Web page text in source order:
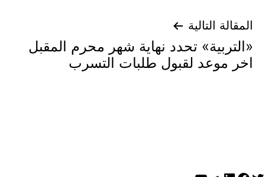
المقالة التالية
«التربية» تحدد نهاية شهر محرم المقبل
اخر موعد لقبول طلبات التسرب